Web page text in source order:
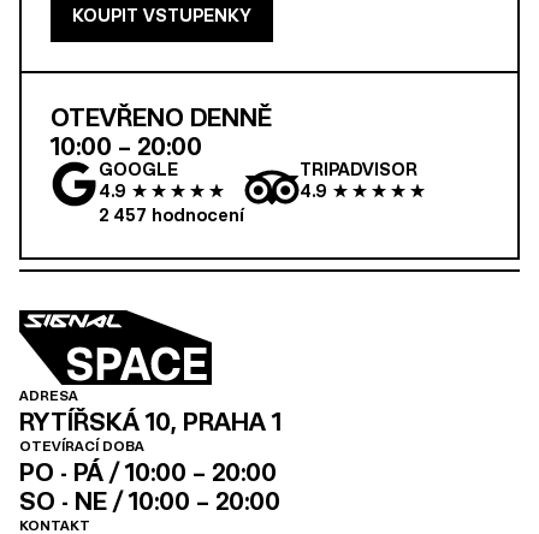
KOUPIT VSTUPENKY
OTEVŘENO DENNĚ
10:00 – 20:00
GOOGLE
4.9
2 457 hodnocení
TRIPADVISOR
4.9
ADRESA
RYTÍŘSKÁ 10, PRAHA 1
OTEVÍRACÍ DOBA
PO - PÁ / 10:00 – 20:00
SO - NE / 10:00 – 20:00
KONTAKT